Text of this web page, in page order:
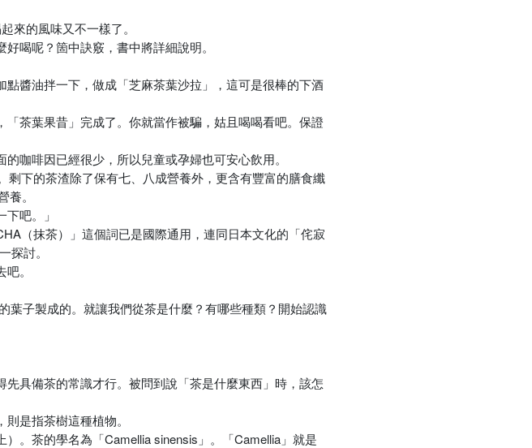
來的風味又不一樣了。
喝呢？箇中訣竅，書中將詳細說明。
醬油拌一下，做成「芝麻茶葉沙拉」，這可是很棒的下酒
茶葉果昔」完成了。你就當作被騙，姑且喝喝看吧。保證
咖啡因已經很少，所以兒童或孕婦也可安心飲用。
下的茶渣除了保有七、八成營養外，更含有豐富的膳食纖
。
吧。」
（抹茶）」這個詞已是國際通用，連同日本文化的「侘寂
探討。
。
子製成的。就讓我們從茶是什麼？有哪些種類？開始認識
具備茶的常識才行。被問到說「茶是什麼東西」時，該怎
是指茶樹這種植物。
。茶的學名為「Camellia sinensis」。「Camellia」就是